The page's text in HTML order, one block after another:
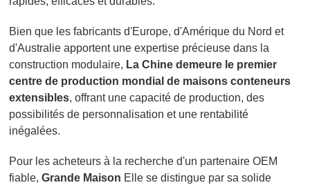
Bien que les fabricants d'Europe, d'Amérique du Nord et
d'Australie apportent une expertise précieuse dans la
construction modulaire, La Chine demeure le premier
centre de production mondial de maisons conteneurs
extensibles, offrant une capacité de production, des
possibilités de personnalisation et une rentabilité
inégalées.
Pour les acheteurs à la recherche d'un partenaire OEM
fiable,Grande Maison Elle se distingue par sa solide